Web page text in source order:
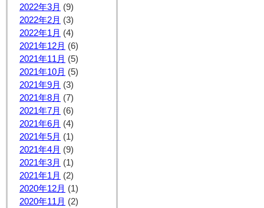
2022年3月 (9)
2022年2月 (3)
2022年1月 (4)
2021年12月 (6)
2021年11月 (5)
2021年10月 (5)
2021年9月 (3)
2021年8月 (7)
2021年7月 (6)
2021年6月 (4)
2021年5月 (1)
2021年4月 (9)
2021年3月 (1)
2021年1月 (2)
2020年12月 (1)
2020年11月 (2)